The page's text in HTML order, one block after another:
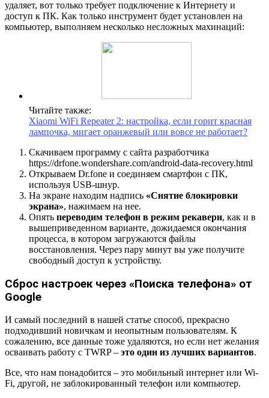
удаляет, вот только требует подключение к Интернету и
доступ к ПК. Как только инструмент будет установлен на
компьютер, выполняем несколько несложных махинаций:
Читайте также:
Xiaomi WiFi Repeater 2: настройка, если горит красная
лампочка, мигает оранжевый или вовсе не работает?
Скачиваем программу с сайта разработчика
https://drfone.wondershare.com/android-data-recovery.html
Открываем Dr.fone и соединяем смартфон с ПК,
используя USB-шнур.
На экране находим надпись «Снятие блокировки
экрана», нажимаем на нее.
Опять переводим телефон в режим рекавери, как и в
вышеприведенном варианте, дожидаемся окончания
процесса, в котором загружаются файлы
восстановления. Через пару минут вы уже получите
свободный доступ к устройству.
Сброс настроек через «Поиска телефона» от
Google
И самый последний в нашей статье способ, прекрасно
подходивший новичкам и неопытным пользователям. К
сожалению, все данные тоже удаляются, но если нет желания
осваивать работу с TWRP – это один из лучших вариантов.
Все, что нам понадобится – это мобильный интернет или Wi-
Fi, другой, не заблокированный телефон или компьютер.